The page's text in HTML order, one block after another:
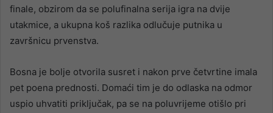
finale, obzirom da se polufinalna serija igra na dvije
utakmice, a ukupna koš razlika odlučuje putnika u
završnicu prvenstva.
Bosna je bolje otvorila susret i nakon prve četvrtine imala
pet poena prednosti. Domaći tim je do odlaska na odmor
uspio uhvatiti priključak, pa se na poluvrijeme otišlo pri